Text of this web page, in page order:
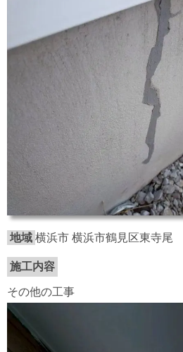
地域 横浜市 横浜市鶴見区東寺尾
施工内容
その他の工事